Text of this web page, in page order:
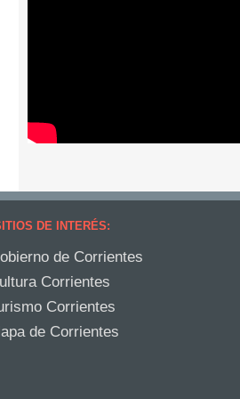
DE INTERÉS:
de Corrientes
Corrientes
Corrientes
de Corrientes